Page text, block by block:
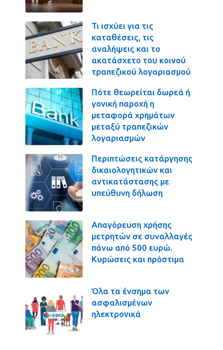
Τι ισχύει για τις
καταθέσεις, τις
αναλήψεις και το
ακατάσχετο του κοινού
τραπεζικού λογαριασμού
Πότε θεωρείται δωρεά ή
γονική παροχή η
μεταφορά χρημάτων
μεταξύ τραπεζικών
λογαριασμών
Περιπτώσεις κατάργησης
δικαιολογητικών και
αντικατάστασης με
υπεύθυνη δήλωση
Απαγόρευση χρήσης
μετρητών σε συναλλαγές
πάνω από 500 ευρώ.
Κυρώσεις και πρόστιμα
Όλα τα ένσημα των
ασφαλισμένων
ηλεκτρονικά